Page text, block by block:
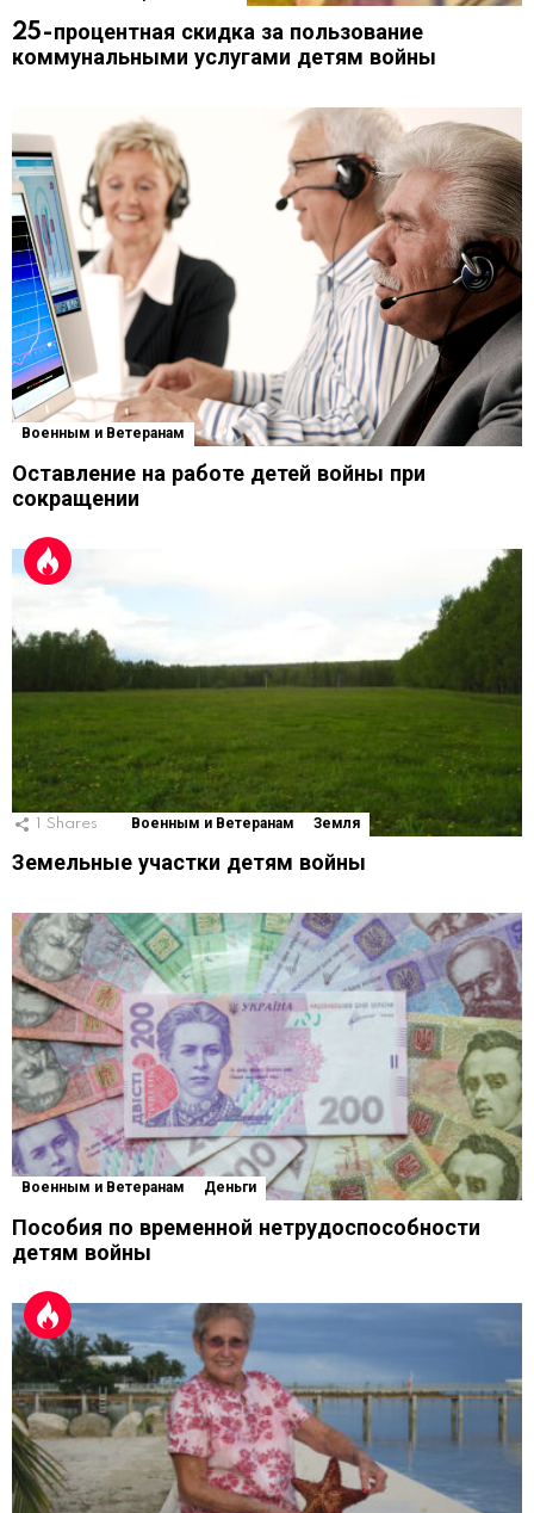
25-процентная скидка за пользование
коммунальными услугами детям войны
Военным и Ветеранам
Оставление на работе детей войны при
сокращении
1 Shares Военным и Ветеранам Земля
Земельные участки детям войны
Военным и Ветеранам Деньги
Пособия по временной нетрудоспособности
детям войны